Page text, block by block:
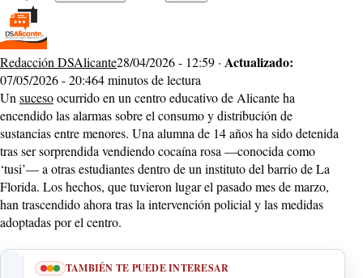
Redacción DSAlicante28/04/2026 - 12:59 · Actualizado:
07/05/2026 - 20:464 minutos de lectura
Unsucesoocurrido en un centro educativo de Alicante ha
encendido las alarmas sobre el consumo y distribución de
sustancias entre menores. Una alumna de 14 años ha sido detenida
tras ser sorprendida vendiendo cocaína rosa —conocida como
‘tusi’— a otras estudiantes dentro de un instituto del barrio de La
Florida. Los hechos, que tuvieron lugar el pasado mes de marzo,
han trascendido ahora tras la intervención policial y las medidas
adoptadas por el centro.
TAMBIÉN TE PUEDE INTERESAR